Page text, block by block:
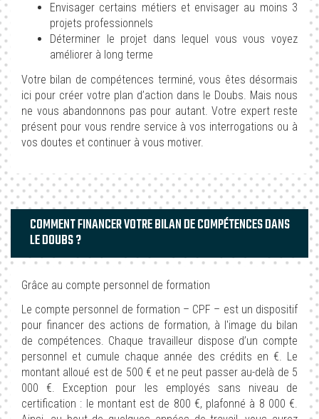
Envisager certains métiers et envisager au moins 3
projets professionnels
Déterminer le projet dans lequel vous vous voyez
améliorer à long terme
Votre bilan de compétences terminé, vous êtes désormais
ici pour créer votre plan d’action dans le Doubs. Mais nous
ne vous abandonnons pas pour autant. Votre expert reste
présent pour vous rendre service à vos interrogations ou à
vos doutes et continuer à vous motiver.
COMMENT FINANCER VOTRE BILAN DE COMPÉTENCES DANS
LE DOUBS ?
Grâce au compte personnel de formation
Le compte personnel de formation – CPF – est un dispositif
pour financer des actions de formation, à l'image du bilan
de compétences. Chaque travailleur dispose d’un compte
personnel et cumule chaque année des crédits en €. Le
montant alloué est de 500 € et ne peut passer au-delà de 5
000 €. Exception pour les employés sans niveau de
certification : le montant est de 800 €, plafonné à 8 000 €.